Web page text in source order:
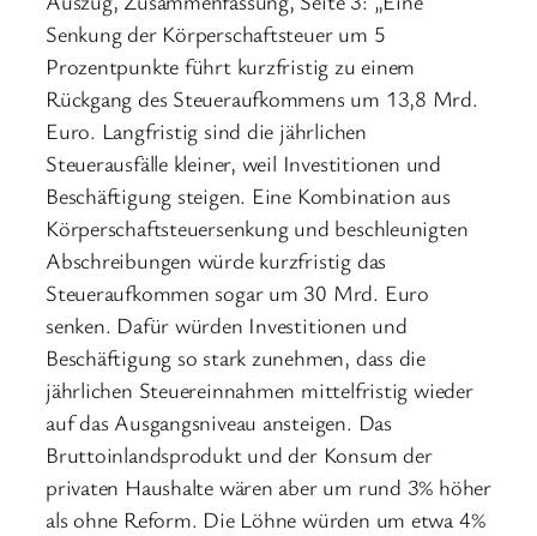
Senkung der Körperschaftsteuer um 5
Prozentpunkte führt kurzfristig zu einem
Rückgang des Steueraufkommens um 13,8 Mrd.
Euro. Langfristig sind die jährlichen
Steuerausfälle kleiner, weil Investitionen und
Beschäftigung steigen. Eine Kombination aus
Körperschaftsteuersenkung und beschleunigten
Abschreibungen würde kurzfristig das
Steueraufkommen sogar um 30 Mrd. Euro
senken. Dafür würden Investitionen und
Beschäftigung so stark zunehmen, dass die
jährlichen Steuereinnahmen mittelfristig wieder
auf das Ausgangsniveau ansteigen. Das
Bruttoinlandsprodukt und der Konsum der
privaten Haushalte wären aber um rund 3% höher
als ohne Reform. Die Löhne würden um etwa 4%